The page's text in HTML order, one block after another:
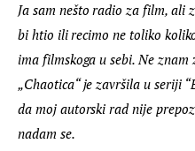
Ja sam nešto radio za film,
bi htio ili recimo ne toliko
ima filmskoga u sebi. Ne
„Chaotica“ je završila u seriji
da moj autorski rad nije
nadam se.